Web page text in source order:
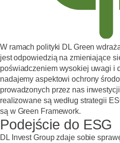
W ramach polityki DL Green
jest odpowiedzią na zmieniające
poświadczeniem wysokiej uwagi i
nadajemy aspektowi ochrony
prowadzonych przez nas
realizowane są według strategii
są w Green Framework.
Podejście do ESG
DL Invest Group zdaje sobie